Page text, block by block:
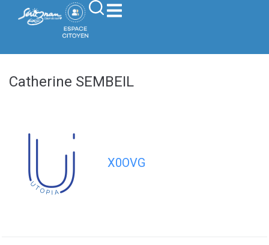
principal
Catherine SEMBEIL
X0OVG